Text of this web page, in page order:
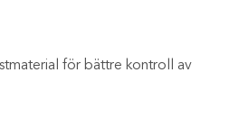
för bättre kontroll av